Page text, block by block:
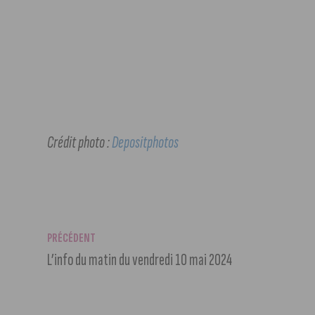
Crédit photo :Depositphotos
PRÉCÉDENT
L’info du matin du vendredi 10 mai 2024